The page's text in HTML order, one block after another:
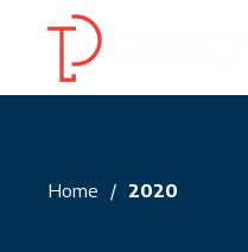
content
Home 2020